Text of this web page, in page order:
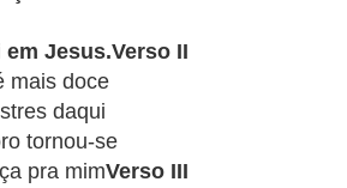
Jesus.Verso II
mais doce
daqui
tornou-se
pra mimVerso III